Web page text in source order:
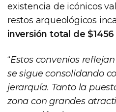
existencia de icónicos
restos arqueológicos
inversión total de
“Estos convenios
se sigue consolidando
jerarquía. Tanto la
zona con grandes